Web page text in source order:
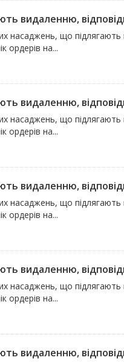
видаленню,
насаджень, що підлягають
ордерів на...
видаленню,
насаджень, що підлягають
ордерів на...
видаленню,
насаджень, що підлягають
ордерів на...
видаленню,
насаджень, що підлягають
ордерів на...
видаленню,